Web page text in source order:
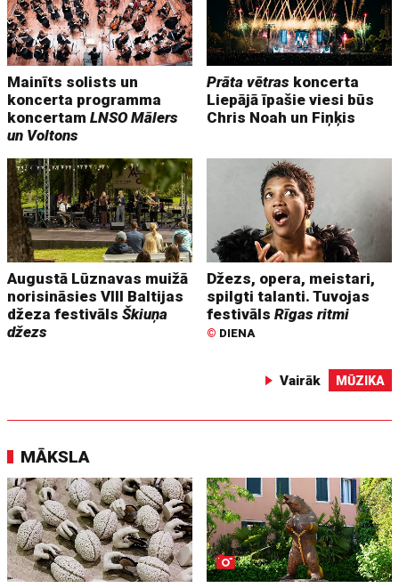
Mainīts solists un
koncerta programma
koncertamLNSO Mālers
un Voltons
Prāta vētras koncerta
Liepājā īpašie viesi būs
Chris Noah un Fiņķis
Augustā Lūznavas muižā
norisināsies VIII Baltijas
džeza festivālsŠkiuņa
džezs
Džezs, opera, meistari,
spilgti talanti. Tuvojas
festivālsRīgas ritmi
© DIENA
Vairāk MŪZIKA
MĀKSLA